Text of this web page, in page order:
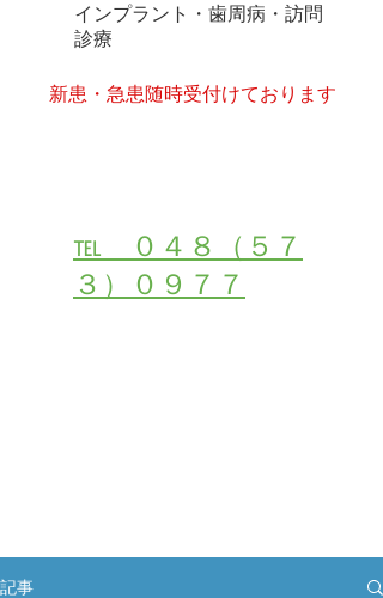
インプラント・歯周病・訪問
診療
​新患・急患随時受付けております
℡ ０４８（５７
３）０９７７
記事